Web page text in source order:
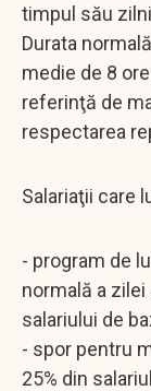
timpul său
Durata
medie de 8
referinţă de
respectarea
Salariaţii care
- program de
normală a
salariului de
- spor pentru
25% din